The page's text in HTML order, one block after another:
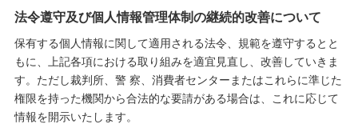
法令遵守及び個人情報管理体制の継続的改善について
保有する個人情報に関して適用される法令、規範を遵守するとと
もに、上記各項における取り組みを適宜見直し、改善していきま
す。ただし裁判所、警 察、消費者センターまたはこれらに準じた
権限を持った機関から合法的な要請がある場合は、これに応じて
情報を開示いたします。